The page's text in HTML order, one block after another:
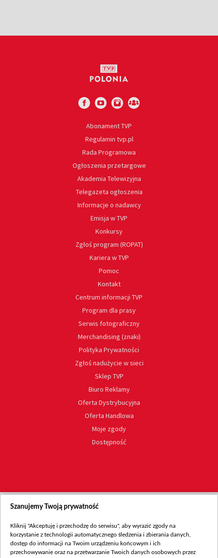
Abonament TVP
Regulamin tvp.pl
Rada Programowa
Ogłoszenia przetargowe
Akademia Telewizyjna
Telegazeta ogłoszenia
Informacje o nadawcy
Emisja w TVP
Konkursy
Zgłoś program (ROPAT)
Kariera w TVP
Pomoc
Kontakt
Centrum informacji TVP
Program dla prasy
Serwis fotograficzny
Merchandising (znaki)
Polityka Prywatności
Zgłoś nadużycie w sieci
Sklep TVP
Biuro Reklamy
Oferta Dystrybucyjna
Oferta Handlowa
Moje zgody
Dostępność
Szanujemy Twoją prywatność
Kliknij "Akceptuję i przechodzę do serwisu", aby wyrazić zgody na
korzystanie z technologii automatycznego śledzenia i zbierania danych,
dostęp do informacji na Twoim urządzeniu końcowym i ich
przechowywanie oraz na przetwarzanie Twoich danych osobowych przez